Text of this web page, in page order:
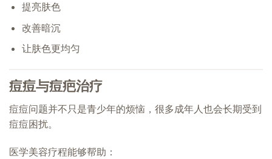
提亮肤色
改善暗沉
让肤色更均匀
痘痘与痘疤治疗
痘痘问题并不只是青少年的烦恼，很多成年人也会长期受到
痘痘困扰。
医学美容疗程能够帮助：